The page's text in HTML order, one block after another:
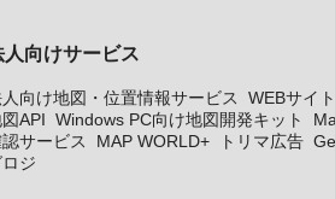
人向けサービス
向け地図・位置情報サービス
WEBサイ
API Windows PC向け地図開発キット
サービス
MAP WORLD+ トリマ広告
ジ